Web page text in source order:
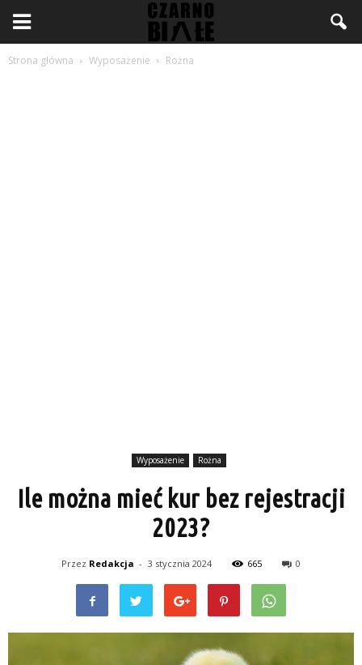
Strona główna Wyposażenie Rożna
Wyposażenie Rożna
Ile można mieć kur bez rejestracji
2023?
Przez Redakcja - 3 stycznia 2024 665 0